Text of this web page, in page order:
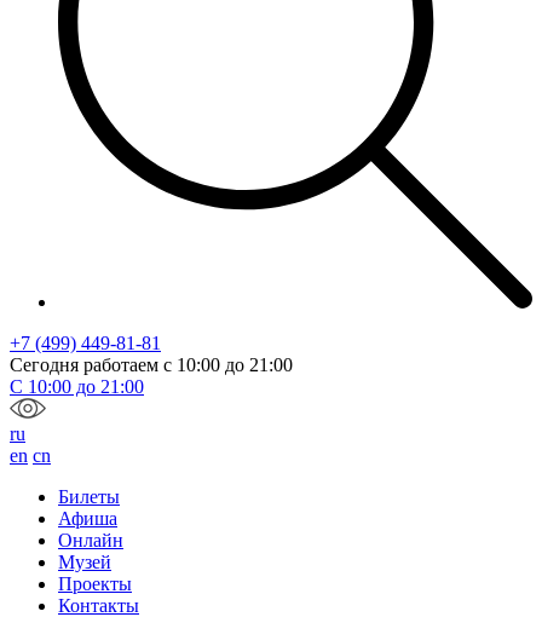
+7 (499) 449-81-81
Сегодня работаем с 10:00 до 21:00
С 10:00 до 21:00
ru
en cn
Билеты
Афиша
Онлайн
Музей
Проекты
Контакты